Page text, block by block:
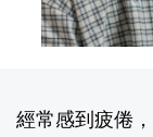
經常感到疲倦